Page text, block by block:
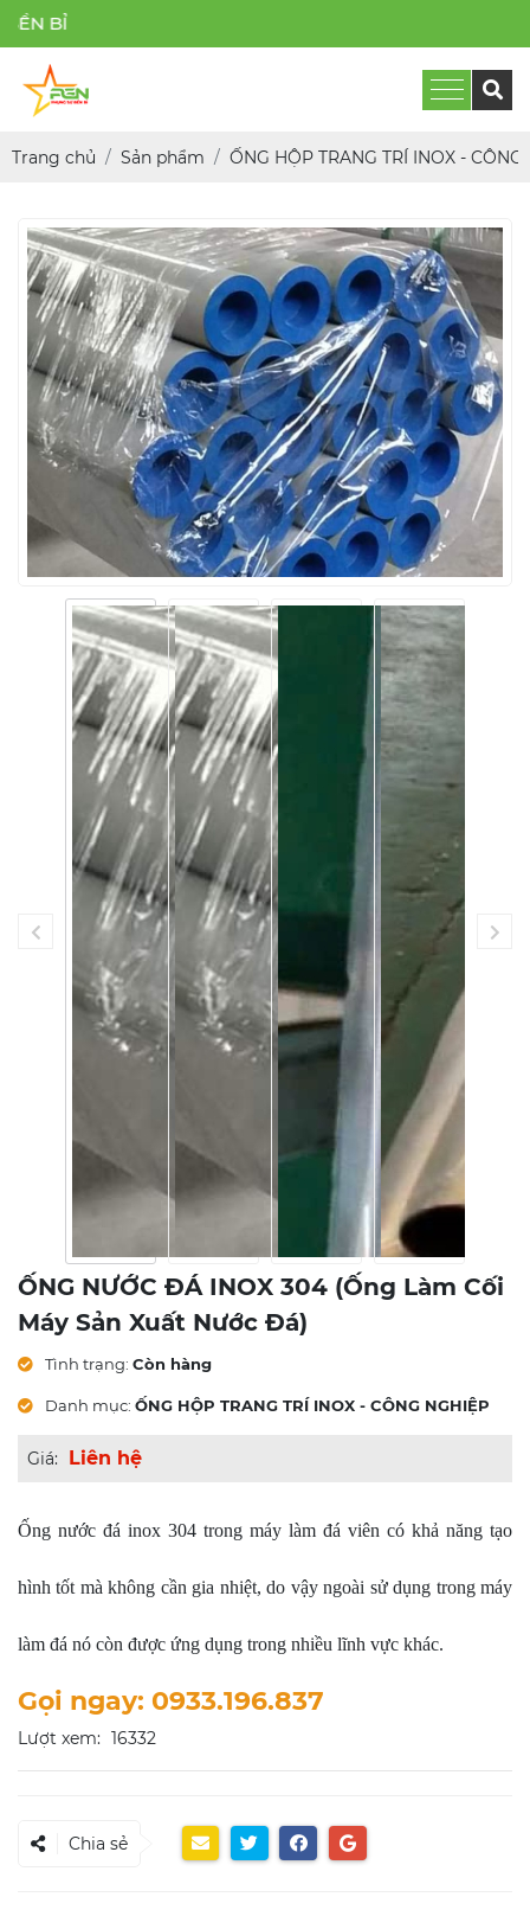
Trang chủ Sản phẩm ỐNG HỘP TRANG TRÍ INOX - CÔNG
ỐNG NƯỚC ĐÁ INOX 304 (ống Làm Cối
Máy Sản Xuất Nước Đá)
Tình trạng: Còn hàng
Danh mục: ỐNG HỘP TRANG TRÍ INOX - CÔNG NGHIỆP
Giá: Liên hệ
Ống nước đá inox 304 trong máy làm đá viên có khả năng tạo
hình tốt mà không cần gia nhiệt, do vậy ngoài sử dụng trong máy
làm đá nó còn được ứng dụng trong nhiều lĩnh vực khác.
Gọi ngay: 0933.196.837
Lượt xem: 16332
Chia sẻ